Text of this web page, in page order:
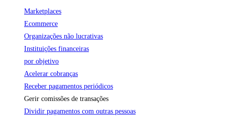
Marketplaces
Ecommerce
Organizações não lucrativas
Instituições financeiras
por objetivo
Acelerar cobranças
Receber pagamentos periódicos
Gerir comissões de transações
Dividir pagamentos com outras pessoas